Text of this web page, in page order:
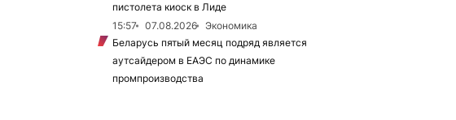
пистолета киоск в Лиде
15:57
07.08.2026
Экономика
Беларусь пятый месяц подряд является
аутсайдером в ЕАЭС по динамике
промпроизводства